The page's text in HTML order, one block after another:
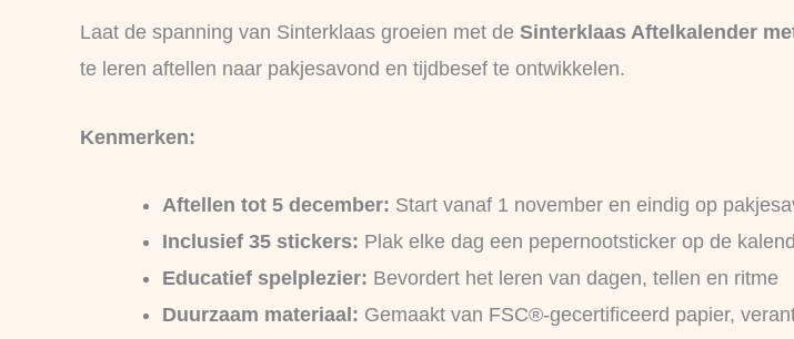
Laat de spanning van Sinterklaas groeien met de Sinterklaas Aftelkalender
te leren aftellen naar pakjesavond en tijdbesef te ontwikkelen.
Kenmerken:
Aftellen tot 5 december: Start vanaf 1 november en eindig op
Inclusief 35 stickers: Plak elke dag een pepernootsticker op de
Educatief spelplezier: Bevordert het leren van dagen, tellen en ritme
Duurzaam materiaal: Gemaakt van FSC®-gecertificeerd papier,